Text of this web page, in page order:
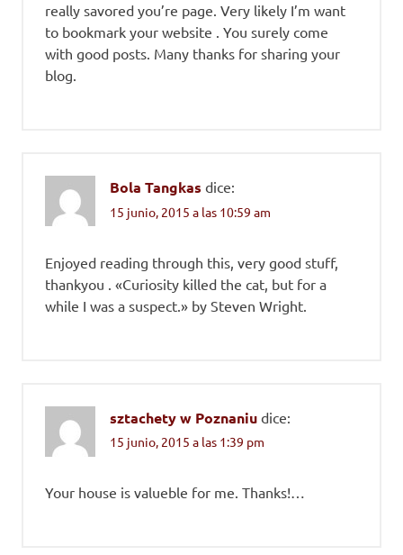
really savored you’re page. Very likely I’m want
to bookmark your website . You surely come
with good posts. Many thanks for sharing your
blog.
Bola Tangkas dice:
15 junio, 2015 a las 10:59 am
Enjoyed reading through this, very good stuff,
thankyou . «Curiosity killed the cat, but for a
while I was a suspect.» by Steven Wright.
sztachety w Poznaniu dice:
15 junio, 2015 a las 1:39 pm
Your house is valueble for me. Thanks!…